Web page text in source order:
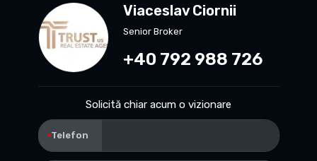
Viaceslav Ciornii
Senior Broker
+40 792 988 726
Solicită chiar acum o vizionare
Telefon